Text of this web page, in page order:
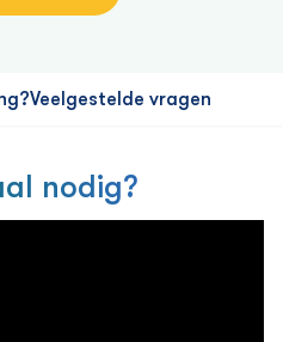
Veelgestelde vragen
nodig?